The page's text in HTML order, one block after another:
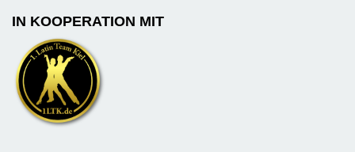
IN KOOPERATION MIT